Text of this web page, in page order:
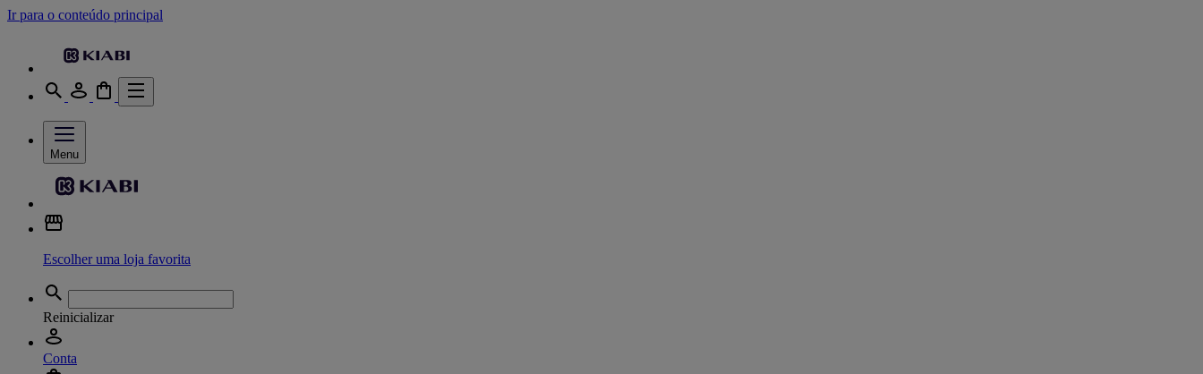
Ir para o conteúdo principal
Menu
Escolher uma loja favorita
Reinicializar
Conta